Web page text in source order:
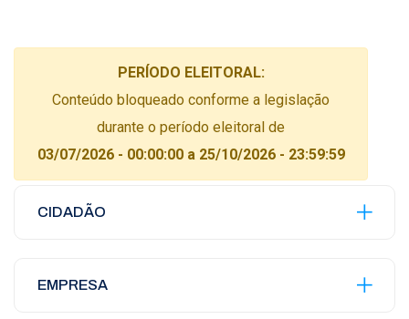
PERÍODO ELEITORAL:
Conteúdo bloqueado conforme a legislação
durante o período eleitoral de
03/07/2026 - 00:00:00 a 25/10/2026 - 23:59:59
CIDADÃO
EMPRESA